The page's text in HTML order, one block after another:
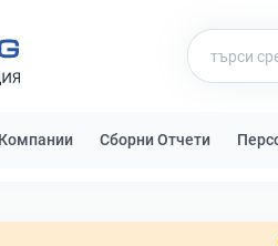
Сборни Отчети